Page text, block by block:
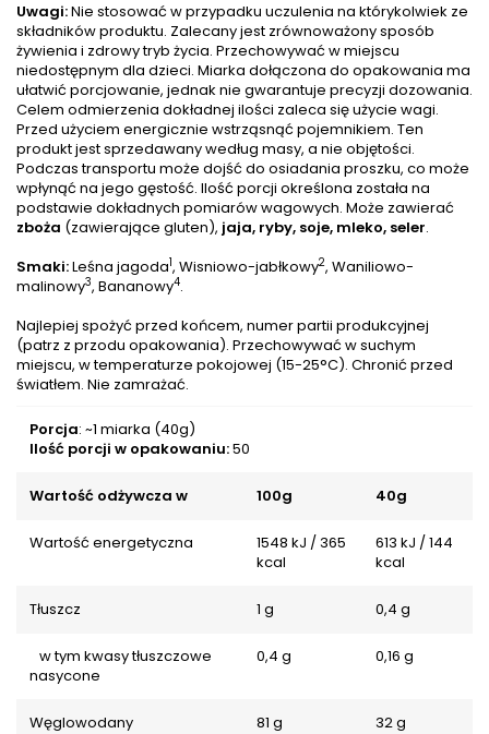
Uwagi:Nie stosować w przypadku uczulenia na którykolwiek ze
składników produktu. Zalecany jest zrównoważony sposób
żywienia i zdrowy tryb życia. Przechowywać w miejscu
niedostępnym dla dzieci. Miarka dołączona do opakowania ma
ułatwić porcjowanie, jednak nie gwarantuje precyzji dozowania.
Celem odmierzenia dokładnej ilości zaleca się użycie wagi.
Przed użyciem energicznie wstrząsnąć pojemnikiem. Ten
produkt jest sprzedawany według masy, a nie objętości.
Podczas transportu może dojść do osiadania proszku, co może
wpłynąć na jego gęstość. Ilość porcji określona została na
podstawie dokładnych pomiarów wagowych. Może zawierać
zboża (zawierające gluten), jaja, ryby, soje, mleko, seler.
Smaki:Leśna jagoda1, Wisniowo-jabłkowy2, Waniliowo-
malinowy3, Bananowy4.
Najlepiej spożyć przed końcem, numer partii produkcyjnej
(patrz z przodu opakowania). Przechowywać w suchym
miejscu, w temperaturze pokojowej (15-25°C). Chronić przed
światłem. Nie zamrażać.
Porcja: ~1 miarka (40g)
Ilość porcji w opakowaniu:50
Wartość odżywcza w 100g 40g
Wartość energetyczna
1548 kJ / 365
kcal
613 kJ / 144
kcal
Tłuszcz 1 g 0,4 g
w tym kwasy tłuszczowe
nasycone
0,4 g 0,16 g
Węglowodany 81 g 32 g